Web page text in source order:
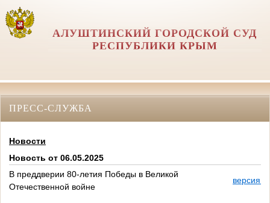
АЛУШТИНСКИЙ ГОРОДСКОЙ СУД
РЕСПУБЛИКИ КРЫМ
ПРЕСС-СЛУЖБА
Новости
Новость от 06.05.2025
В преддверии 80-летия Победы в Великой
Отечественной войне
версия